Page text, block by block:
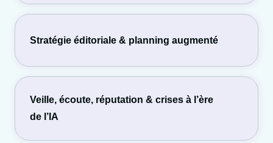
Stratégie éditoriale & planning augmenté
Veille, écoute, réputation & crises à l’ère
de l’IA